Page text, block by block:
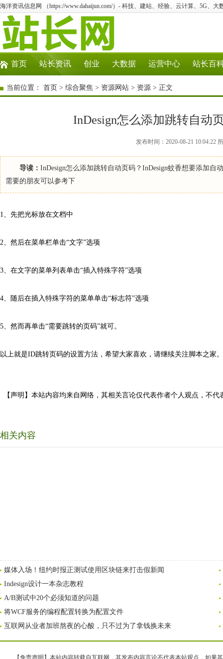
海洋资讯信息网 （https://www.dahaijun.com/）- 科技、建站、经验、云计算、5G、大
首页 站长资讯 创业 大数据 运营中心 站长百
当前位置： 首页 > 综合聚焦 > 资源网站 > 资源 > 正文
InDesign怎么添加跳转自动
发布时间：2020-08-21 10:04:22
导读： InDesign怎么添加跳转自动页码？InDesign蚊香想要添加
需要的朋友可以参考下
1、先把光标放在文档中
2、然后在菜单栏单击“文字”选项
3、在文字的菜单列表单击“插入特殊字符”选项
4、随后在插入特殊字符的菜单单击“标志符”选项
5、然而再单击“需要跳转的页码”就可。
以上就是ID跳转页码的设置方法，希望大家喜欢，请继续关注脚本之家。
【声明】本站内容均来自网络，其相关言论仅代表作者个人观点，不
相关内容
媒体入场！纽约时报正测试使用区块链来打击假新闻
Indesign设计一本杂志教程
A/B测试中20个必须知道的问题
将WCF服务的编程配置转换为配置文件
互联网从业者加班熬夜的心酸，只不过为了拿钱换未来
【免责声明】本站内容转载自互联网，其发布内容言论不代表本站观点，如果